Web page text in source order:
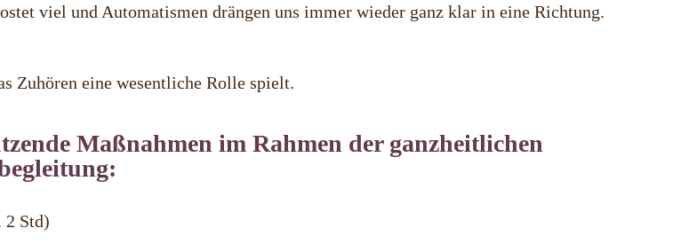
viel und Automatismen drängen uns immer wieder ganz klar in eine Richtung.
Zuhören eine wesentliche Rolle spielt.
Maßnahmen im Rahmen der ganzheitlichen
2 Std)